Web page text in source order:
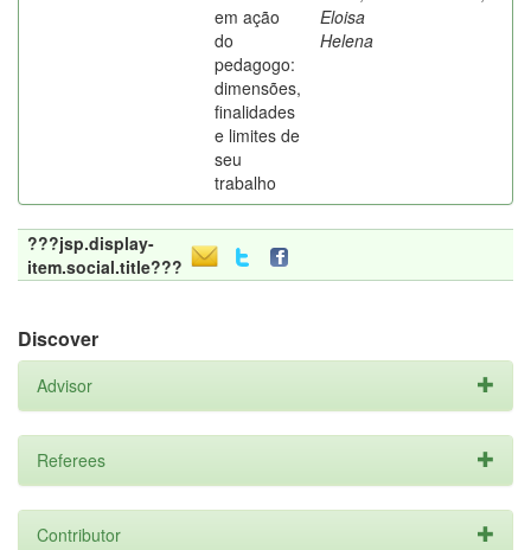
em ação
do
pedagogo:
dimensões,
finalidades
e limites de
seu
trabalho
Eloisa
Helena
???jsp.display-
item.social.title???
Discover
Advisor
Referees
Contributor